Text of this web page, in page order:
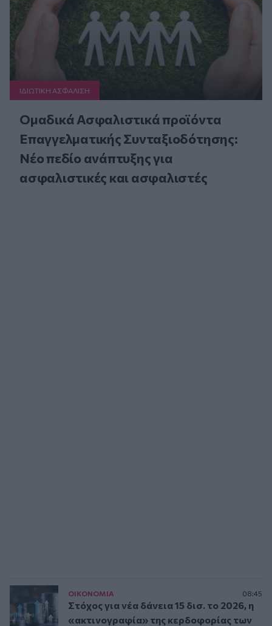
ΙΔΙΩΤΙΚΗ ΑΣΦAΛΙΣΗ
Ομαδικά Ασφαλιστικά προϊόντα
Επαγγελματικής Συνταξιοδότησης:
Νέο πεδίο ανάπτυξης για
ασφαλιστικές και ασφαλιστές
ΟΙΚΟΝΟΜΙΑ 08:45
Στόχος για νέα δάνεια 15 δισ. το 2026, η
«ακτινογραφία» της κερδοφορίας των